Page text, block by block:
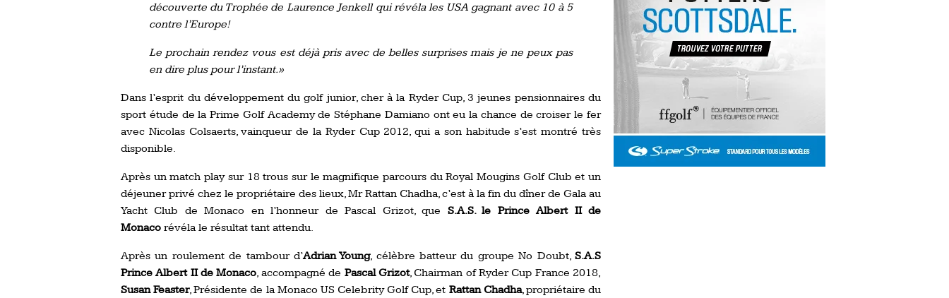
découverte du Trophée de Laurence Jenkell qui révéla les USA gagnant avec 10 à 5
contre l’Europe!
Le prochain rendez vous est déjà pris avec de belles surprises mais je ne peux pas
en dire plus pour l’instant.»
Dans l’esprit du développement du golf junior, cher à la Ryder Cup, 3 jeunes pensionnaires du
sport étude de la Prime Golf Academy de Stéphane Damiano ont eu la chance de croiser le fer
avec Nicolas Colsaerts, vainqueur de la Ryder Cup 2012, qui a son habitude s’est montré très
disponible.
Après un match play sur 18 trous sur le magnifique parcours du Royal Mougins Golf Club et un
déjeuner privé chez le propriétaire des lieux, Mr Rattan Chadha, c’est à la fin du dîner de Gala au
Yacht Club de Monaco en l’honneur de Pascal Grizot, que S.A.S. le Prince Albert II de
Monaco révéla le résultat tant attendu.
Après un roulement de tambour d’Adrian Young, célèbre batteur du groupe No Doubt,S.A.S
Prince Albert II de Monaco, accompagné de Pascal Grizot, Chairman of Ryder Cup France 2018,
Susan Feaster, Présidente de la Monaco US Celebrity Golf Cup, et Rattan Chadha, propriétaire du
Lacoste Ladies Open 2025 : Céline Boutier
de retour à Deauville
Aphrodite Hills Team Cup 2025 : de retour a
Chypre